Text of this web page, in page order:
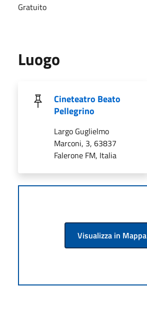
Gratuito
Luogo
Cineteatro Beato
Pellegrino
Largo Guglielmo
Marconi, 3, 63837
Falerone FM, Italia
Visualizza in Mappa